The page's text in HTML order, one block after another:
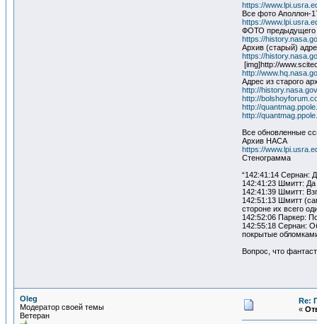
https://
Все фото Аполлон-
https://
ФОТО предыдущего
https://
Архив (старый)
https://
[img]http://
http://
Адрес из старого
http://
http://
http://
http://
Все обновленные
Архив НАСА
https://
Стенограмма
“142:41:14 Сернан:
142:41:23 Шмитт: Да
142:41:39 Шмитт:
142:51:13 Шмитт
стороне их всего
142:52:06 Паркер:
142:55:18 Сернан:
покрытые
Вопрос, что
Oleg
Модератор своей темы
Ветеран
Re:
«